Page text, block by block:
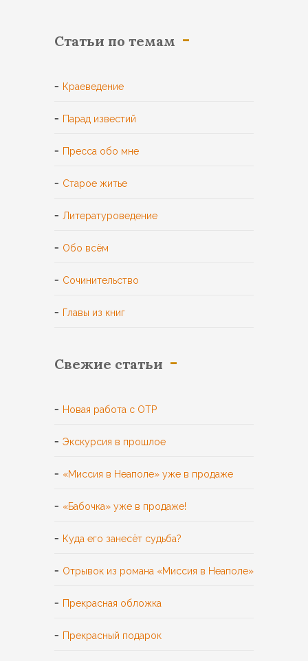
Статьи по темам
Краеведение
Парад известий
Пресса обо мне
Старое житье
Литературоведение
Обо всём
Сочинительство
Главы из книг
Свежие статьи
Новая работа с ОТР
Экскурсия в прошлое
«Миссия в Неаполе» уже в продаже
«Бабочка» уже в продаже!
Куда его занесёт судьба?
Отрывок из романа «Миссия в Неаполе»
Прекрасная обложка
Прекрасный подарок